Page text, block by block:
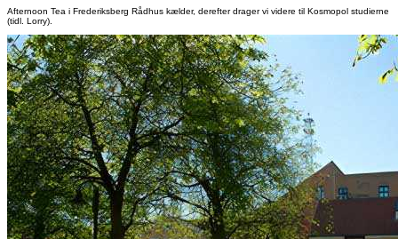
Afternoon Tea i Frederiksberg Rådhus kælder, derefter drager vi videre til Kosmopol studierne
(tidl. Lorry).